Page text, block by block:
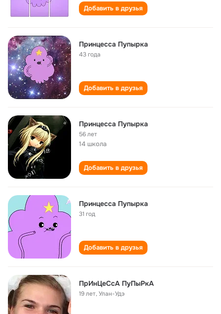
Добавить в друзья
Принцесса Пупырка
43 года
Добавить в друзья
Принцесса Пупырка
56 лет
14 школа
Добавить в друзья
Принцесса Пупырка
31 год
Добавить в друзья
ПрИнЦеСсА ПуПыРкА
19 лет,Улан-Удэ